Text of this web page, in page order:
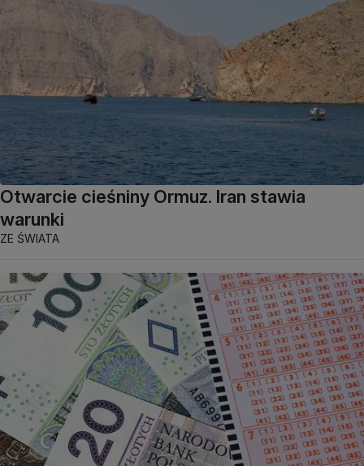
Otwarcie cieśniny Ormuz. Iran stawia
warunki
ZE ŚWIATA